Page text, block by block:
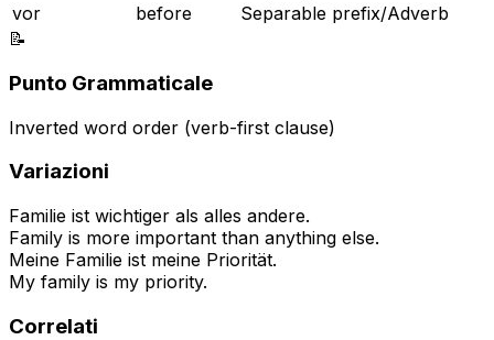
vor
before
Separable prefix/Adverb
📝
Punto Grammaticale
Inverted word order (verb-first clause)
Variazioni
Familie ist wichtiger als alles andere.
Family is more important than anything else.
Meine Familie ist meine Priorität.
My family is my priority.
Correlati